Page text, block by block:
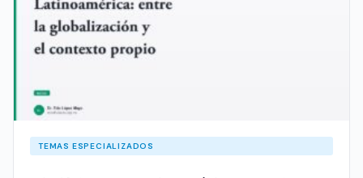
TEMAS ESPECIALIZADOS